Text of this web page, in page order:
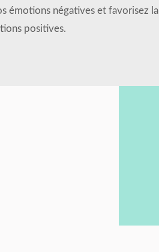
émotions négatives et favorisez la
positives.